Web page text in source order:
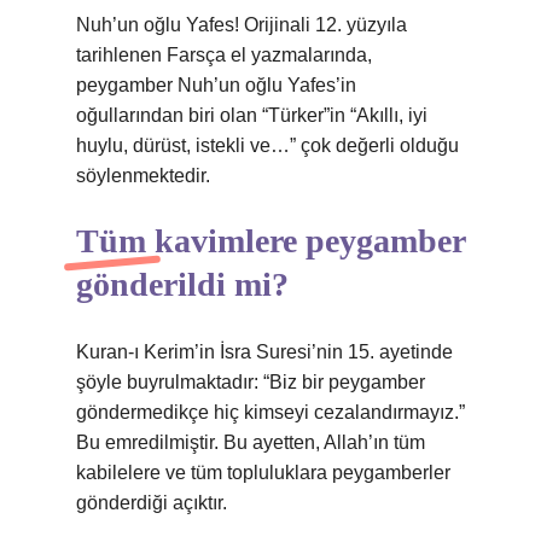
Nuh’un oğlu Yafes! Orijinali 12. yüzyıla
tarihlenen Farsça el yazmalarında,
peygamber Nuh’un oğlu Yafes’in
oğullarından biri olan “Türker”in “Akıllı, iyi
huylu, dürüst, istekli ve…” çok değerli olduğu
söylenmektedir.
Tüm kavimlere peygamber
gönderildi mi?
Kuran-ı Kerim’in İsra Suresi’nin 15. ayetinde
şöyle buyrulmaktadır: “Biz bir peygamber
göndermedikçe hiç kimseyi cezalandırmayız.”
Bu emredilmiştir. Bu ayetten, Allah’ın tüm
kabilelere ve tüm topluluklara peygamberler
gönderdiği açıktır.